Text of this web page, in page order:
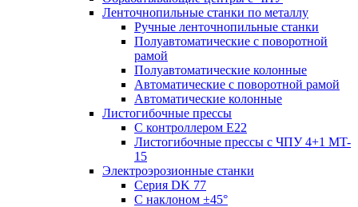
Ленточнопильные станки по металлу
Ручные ленточнопильные станки
Полуавтоматические с поворотной
рамой
Полуавтоматические колонные
Автоматические с поворотной рамой
Автоматические колонные
Листогибочные прессы
С контроллером E22
Листогибочные прессы с ЧПУ 4+1 MT-
15
Электроэрозионные станки
Серия DK 77
С наклоном ±45°